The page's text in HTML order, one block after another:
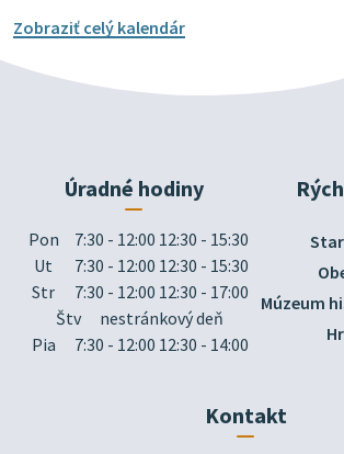
Zobraziť celý kalendár
Úradné hodiny
Pon
7:30 - 12:00 12:30 - 15:30
Ut
7:30 - 12:00 12:30 - 15:30
Str
7:30 - 12:00 12:30 - 17:00
Štv
nestránkový deň
Pia
7:30 - 12:00 12:30 - 14:00
Múzeum
Kontakt